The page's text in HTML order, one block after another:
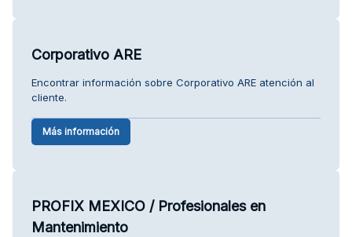
Corporativo ARE
Encontrar información sobre Corporativo ARE atención al
cliente.
Más información
PROFIX MEXICO / Profesionales en
Mantenimiento